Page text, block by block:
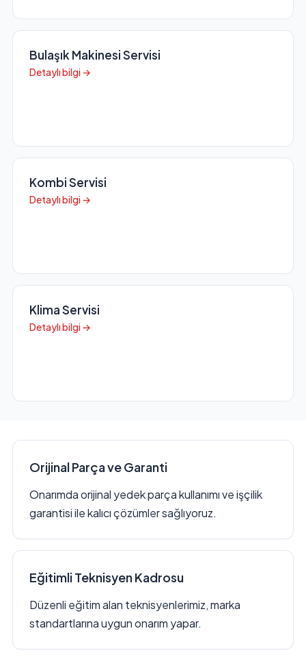
Bulaşık Makinesi Servisi
Detaylı bilgi →
Kombi Servisi
Detaylı bilgi →
Klima Servisi
Detaylı bilgi →
Orijinal Parça ve Garanti
Onarımda orijinal yedek parça kullanımı ve işçilik
garantisi ile kalıcı çözümler sağlıyoruz.
Eğitimli Teknisyen Kadrosu
Düzenli eğitim alan teknisyenlerimiz, marka
standartlarına uygun onarım yapar.